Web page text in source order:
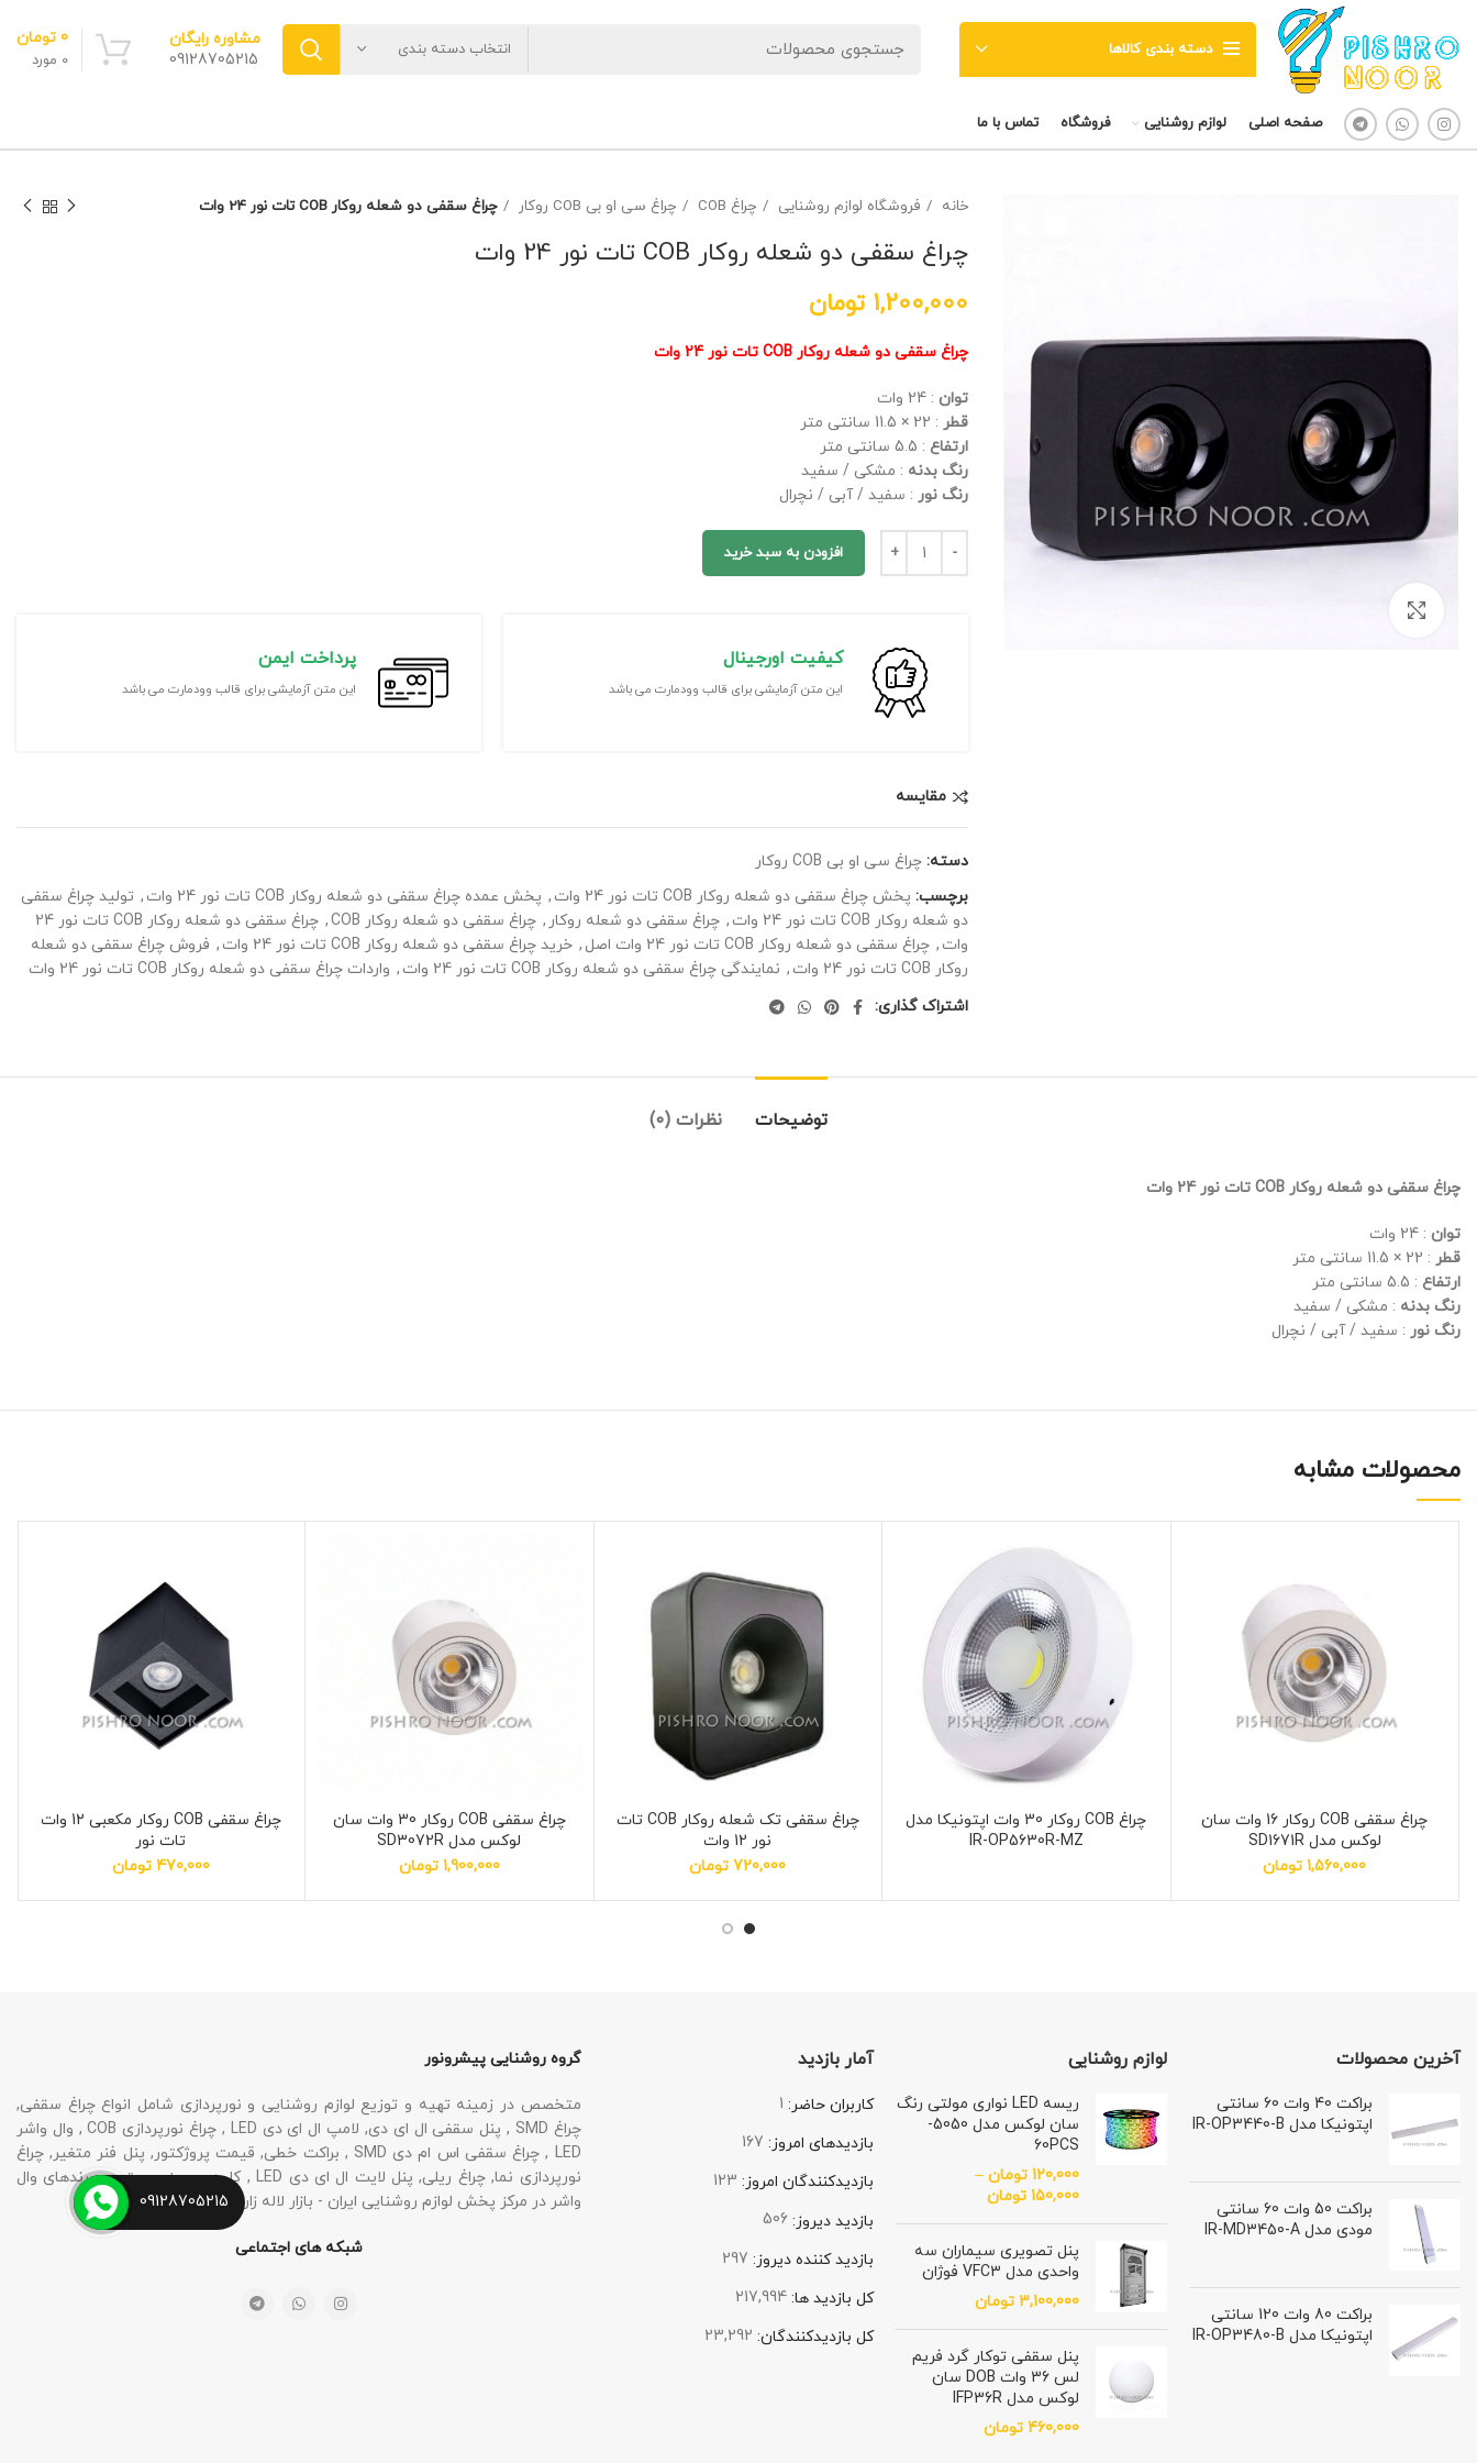
دسته بندی کالاها انتخاب دسته بندی
مشاوره رایگان
09128705215
0 مورد
0 تومان
صفحه اصلی لوازم روشنایی فروشگاه تماس با ما
خانه فروشگاه لوازم روشنایی چراغ COB چراغ سی او بی COB روکار چراغ سقفی دو شعله روکار COB تات نور 24 وات
چراغ سقفی دو شعله روکار COB تات نور 24 وات
1,200,000 تومان
چراغ سقفی دو شعله روکار COB تات نور 24 وات
توان : 24 وات
قطر : 22 × 11.5 سانتی متر
ارتفاع : 5.5 سانتی متر
رنگ بدنه : مشکی / سفید
رنگ نور : سفید / آبی / نچرال
افزودن به سبد خرید
کیفیت اورجینال
این متن آزمایشی برای قالب وودمارت می باشد
پرداخت ایمن
این متن آزمایشی برای قالب وودمارت می باشد
مقايسه
دسته: چراغ سی او بی COB روکار
برچسب: پخش چراغ سقفی دو شعله روکار COB تات نور 24 وات , پخش عمده چراغ سقفی دو شعله روکار COB تات نور 24 وات , تولید چراغ سقفی
دو شعله روکار COB تات نور 24 وات
, چراغ سقفی دو شعله روکار , چراغ سقفی دو شعله روکار COB ,
چراغ سقفی دو شعله روکار COB تات نور 24
وات , چراغ سقفی دو شعله روکار COB تات نور 24 وات اصل , خرید چراغ سقفی دو شعله روکار COB تات نور 24 وات , فروش چراغ سقفی دو شعله
روکار COB تات نور 24 وات
, نمایندگی چراغ سقفی دو شعله روکار COB تات نور 24 وات , واردات چراغ سقفی دو شعله روکار COB تات نور 24 وات
اشتراک گذاری:
توضیحات نظرات (0)
چراغ سقفی دو شعله روکار COB تات نور 24 وات
توان : 24 وات
قطر : 22 × 11.5 سانتی متر
ارتفاع : 5.5 سانتی متر
رنگ بدنه : مشکی / سفید
رنگ نور : سفید / آبی / نچرال
محصولات مشابه
چراغ سقفی COB روکار 16 وات سان
لوکس مدل SD1671R
1,560,000 تومان
چراغ COB روکار 30 وات اپتونیکا مدل
IR-OP5630R-MZ
چراغ سقفی تک شعله روکار COB تات
نور 12 وات
720,000 تومان
چراغ سقفی COB روکار 30 وات سان
لوکس مدل SD3072R
1,900,000 تومان
چراغ سقفی COB روکار مکعبی 12 وات
تات نور
470,000 تومان
آخرین محصولات
براکت 40 وات 60 سانتی
اپتونیکا مدل IR-OP3440-B
براکت 50 وات 60 سانتی
مودی مدل IR-MD3450-A
براکت 80 وات 120 سانتی
اپتونیکا مدل IR-OP3480-B
لوازم روشنایی
ریسه LED نواری مولتی رنگ
سان لوکس مدل 5050-
60PCS
120,000 تومان–
150,000 تومان
پنل تصویری سیماران سه
واحدی مدل VFC3 فوژان
3,100,000 تومان
پنل سقفی توكار گرد فريم
لس 36 وات DOB سان
لوکس مدل IFP36R
460,000 تومان
آمار بازدید
کاربران حاضر: 1
بازدیدهای امروز: 167
بازدیدکنندگان امروز: 123
بازدید دیروز: 506
بازدید کننده دیروز: 297
کل بازدید ها: 217,994
کل بازدیدکنند‌گان: 23,292
گروه روشنایی پیشرونور
متخصص در زمینه تهیه و توزیع لوازم روشنایی و نورپردازی شامل انواع چراغ سقفی,
چراغ SMD , پنل سقفی ال ای دی, لامپ ال ای دی LED , چراغ نورپردازی COB , وال واشر
LED , چراغ سقفی اس ام دی SMD , براکت خطی, قیمت پروژکتور, پنل فنر متغیر, چراغ
نورپردازی نما, چراغ ریلی, پنل لایت ال ای دی LED , کلید و پریز و بهترین برندهای وال
واشر در مرکز پخش لوازم روشنایی ایران - بازار لاله زار تهران می باشد.
شبکه های اجتماعی
09128705215